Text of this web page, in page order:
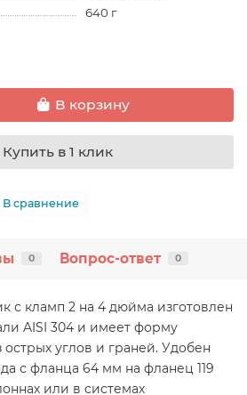
640 г
В корзину
Купить в 1 клик
В сравнение
0 Вопрос-ответ 0
с кламп 2 на 4 дюйма изготовлен
AISI 304 и имеет форму
углов и граней. Удобен
с фланца 64 мм на фланец 119
или в системах